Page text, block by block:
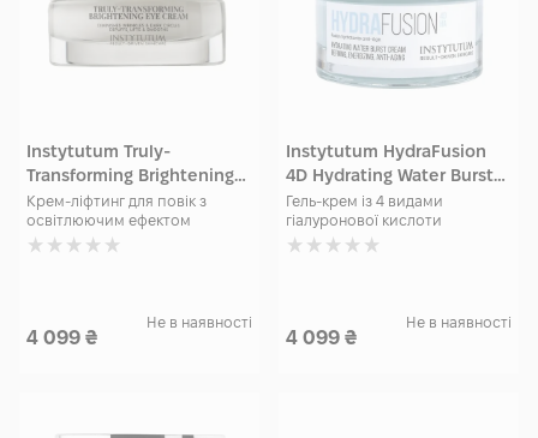
Instytutum Truly-
Transforming Brightening
Eye Cream 15 мл
Крем-ліфтинг для повік з
освітлюючим ефектом
4 099 ₴
Не в наявності
Instytutum HydraFusion
4D Hydrating Water Burst
Cream 50 мл
Гель-крем із 4 видами
гіалуронової кислоти
4 099 ₴
Не в наявності